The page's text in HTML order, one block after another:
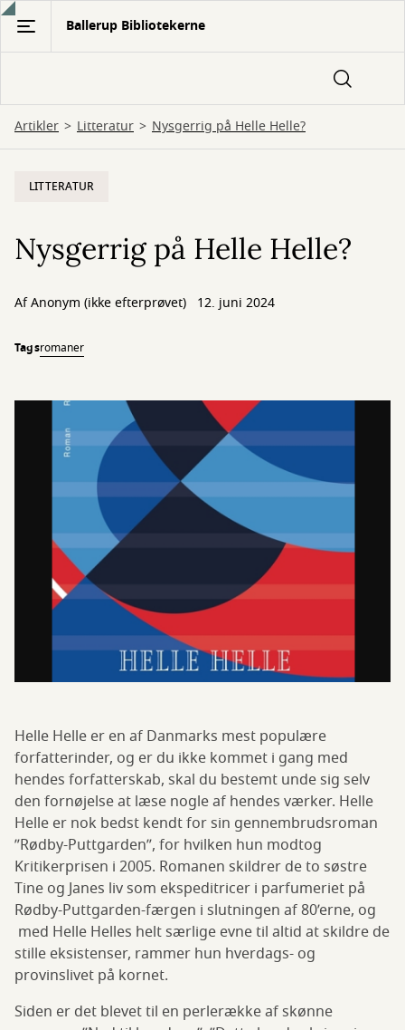
Gå
hovedindhold
Ballerup Bibliotekerne
Artikler Litteratur Nysgerrig på Helle Helle?
LITTERATUR
Nysgerrig på Helle Helle?
AfAnonym (ikke efterprøvet) 12. juni 2024
Tagsromaner
Helle Helle er en af Danmarks mest populære
forfatterinder, og er du ikke kommet i gang med
hendes forfatterskab, skal du bestemt unde sig selv
den fornøjelse at læse nogle af hendes værker. Helle
Helle er nok bedst kendt for sin gennembrudsroman
”Rødby-Puttgarden”, for hvilken hun modtog
Kritikerprisen i 2005. Romanen skildrer de to søstre
Tine og Janes liv som ekspeditricer i parfumeriet på
Rødby-Puttgarden-færgen i slutningen af 80’erne, og
med Helle Helles helt særlige evne til altid at skildre de
stille eksistenser, rammer hun hverdags- og
provinslivet på kornet.
Siden er det blevet til en perlerække af skønne